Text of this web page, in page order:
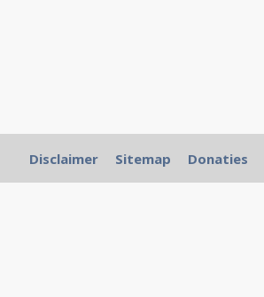
Disclaimer Sitemap Donaties